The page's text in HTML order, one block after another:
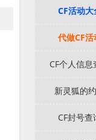
CF活动大
代做CF活
CF个人信息
新灵狐的
CF封号查